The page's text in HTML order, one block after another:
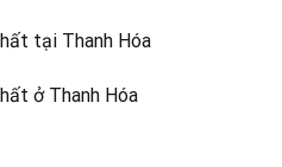
tại Thanh Hóa
ở Thanh Hóa